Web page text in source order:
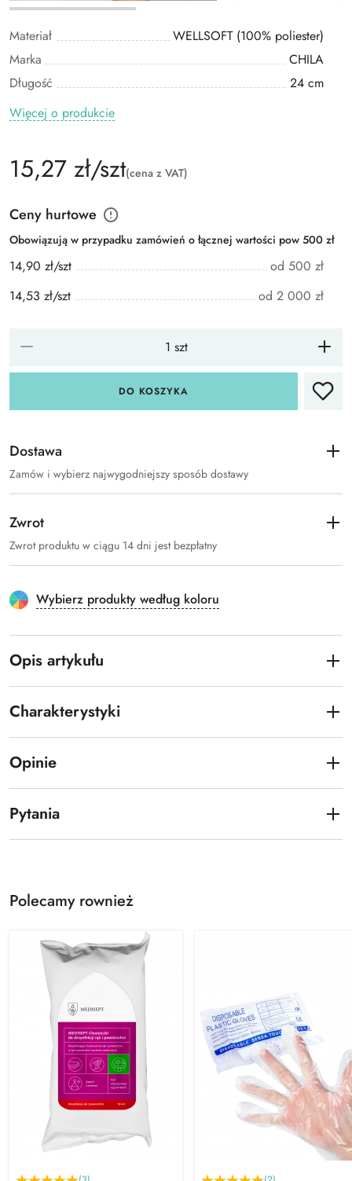
Materiał
WELLSOFT (100% poliester)
Marka
CHILA
Długość
24 cm
Więcej o produkcie
15,27 zł/szt(cena z VAT)
Ceny hurtowe
Obowiązują w przypadku zamówień o łącznej wartości pow 500 zł
14,90 zł/szt
od 500 zł
14,53 zł/szt
od 2 000 zł
DO KOSZYKA
Dostawa
Zamów i wybierz najwygodniejszy sposób dostawy
Zwrot
Zwrot produktu w ciągu 14 dni jest bezpłatny
Wybierz produkty według koloru
Opis artykułu
Charakterystyki
Opinie
Pytania
Polecamy rownież